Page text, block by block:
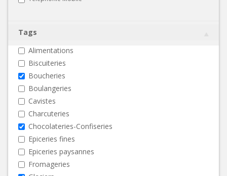
Tags
Alimentations
Biscuiteries
Boucheries
Boulangeries
Cavistes
Charcuteries
Chocolateries-Confiseries
Epiceries fines
Epiceries paysannes
Fromageries